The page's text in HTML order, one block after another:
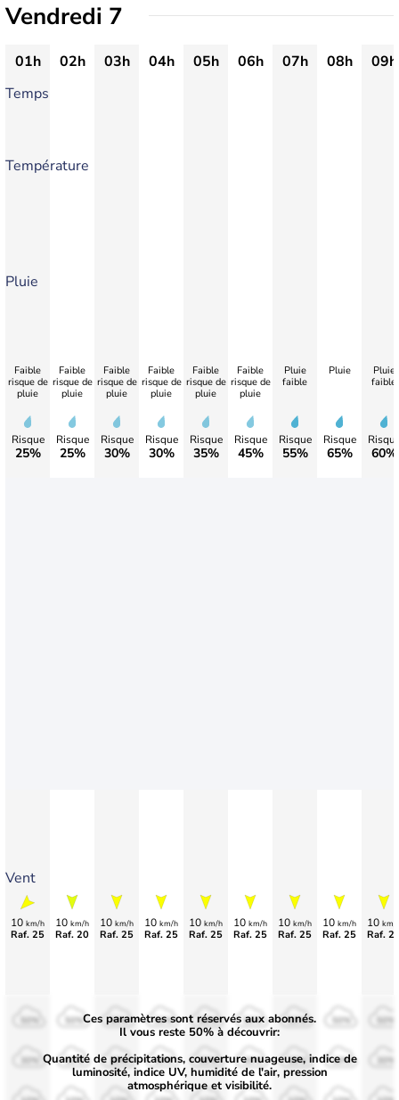
Vendredi 7
01h 02h 03h 04h 05h 06h 07h 08h
09h
Temps
Température
Pluie
Vent
Faible
risque de
pluie
Risque
25%
10 km/h
Raf. 25
Faible
risque de
pluie
Risque
25%
10 km/h
Raf. 20
Faible
risque de
pluie
Risque
30%
10 km/h
Raf. 25
Faible
risque de
pluie
Risque
30%
10 km/h
Raf. 25
Faible
risque de
pluie
Risque
35%
10 km/h
Raf. 25
Faible
risque de
pluie
Risque
45%
10 km/h
Raf. 25
Pluie
faible
Risque
55%
10 km/h
Raf. 25
Pluie
Risque
65%
10 km/h
Raf. 25
Pluie
faible
60%
10 km/
Raf.
50%
30%
50%
30%
50%
30%
50%
30%
50%
30%
50%
30%
50%
30%
Ces paramètres sont réservés aux abonnés.
Il vous reste 50% à découvrir:
Quantité de précipitations, couverture nuageuse, indice de
luminosité, indice UV, humidité de l'air, pression
atmosphérique et visibilité.